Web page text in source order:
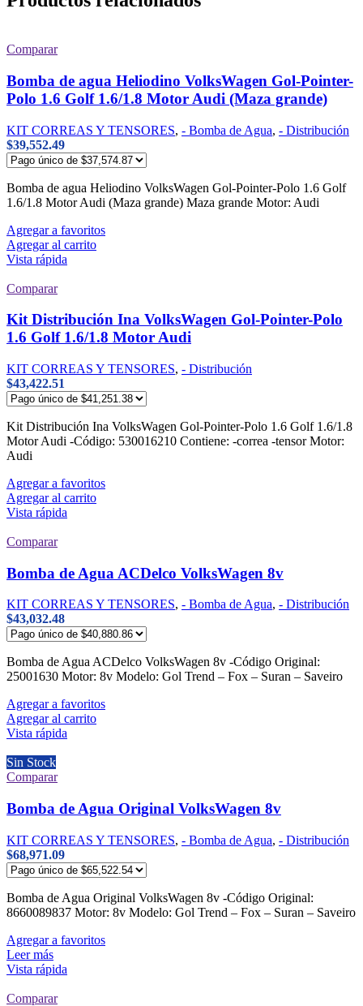
Comparar
Bomba de agua Heliodino VolksWagen Gol-Pointer-
Polo 1.6 Golf 1.6/1.8 Motor Audi (Maza grande)
KIT CORREAS Y TENSORES, - Bomba de Agua, - Distribución
$39,552.49
Bomba de agua Heliodino VolksWagen Gol-Pointer-Polo 1.6 Golf
1.6/1.8 Motor Audi (Maza grande) Maza grande Motor: Audi
Agregar a favoritos
Agregar al carrito
Vista rápida
Comparar
Kit Distribución Ina VolksWagen Gol-Pointer-Polo
1.6 Golf 1.6/1.8 Motor Audi
KIT CORREAS Y TENSORES, - Distribución
$43,422.51
Kit Distribución Ina VolksWagen Gol-Pointer-Polo 1.6 Golf 1.6/1.8
Motor Audi -Código: 530016210 Contiene: -correa -tensor Motor:
Audi
Agregar a favoritos
Agregar al carrito
Vista rápida
Comparar
Bomba de Agua ACDelco VolksWagen 8v
KIT CORREAS Y TENSORES, - Bomba de Agua, - Distribución
$43,032.48
Bomba de Agua ACDelco VolksWagen 8v -Código Original:
25001630 Motor: 8v Modelo: Gol Trend – Fox – Suran – Saveiro
Agregar a favoritos
Agregar al carrito
Vista rápida
Sin Stock
Comparar
Bomba de Agua Original VolksWagen 8v
KIT CORREAS Y TENSORES, - Bomba de Agua, - Distribución
$68,971.09
Bomba de Agua Original VolksWagen 8v -Código Original:
8660089837 Motor: 8v Modelo: Gol Trend – Fox – Suran – Saveiro
Agregar a favoritos
Leer más
Vista rápida
Comparar